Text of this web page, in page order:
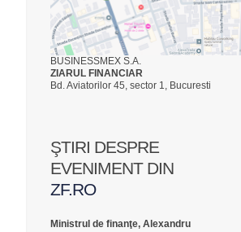
BUSINESSMEX S.A.
ZIARUL FINANCIAR
Bd. Aviatorilor 45, sector 1, Bucuresti
ŞTIRI DESPRE
EVENIMENT DIN
ZF.RO
Ministrul de finanţe, Alexandru